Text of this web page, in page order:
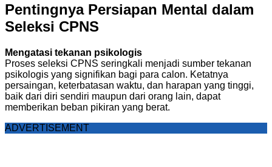
Pentingnya Persiapan Mental dalam
Seleksi CPNS
Mengatasi tekanan psikologis
Proses seleksi CPNS seringkali menjadi sumber tekanan
psikologis yang signifikan bagi para calon. Ketatnya
persaingan, keterbatasan waktu, dan harapan yang tinggi,
baik dari diri sendiri maupun dari orang lain, dapat
memberikan beban pikiran yang berat.
ADVERTISEMENT